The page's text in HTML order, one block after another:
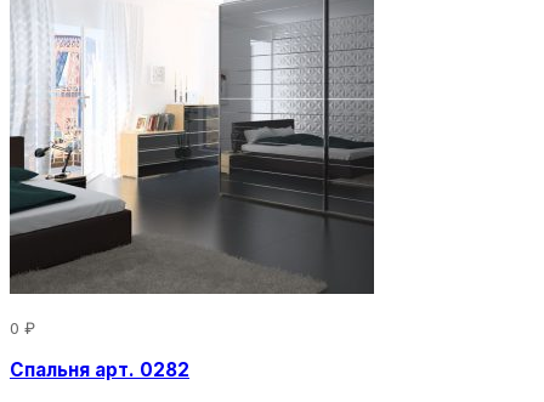
0 ₽
Спальня арт. 0282